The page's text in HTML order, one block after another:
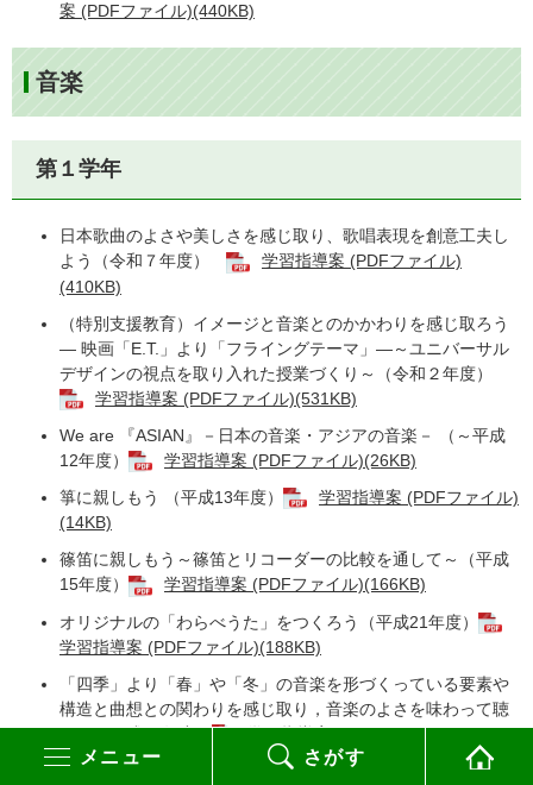
メニュー さがす
案 (PDFファイル)(440KB)
音楽
第１学年
日本歌曲のよさや美しさを感じ取り、歌唱表現を創意工夫し
よう（令和７年度）
学習指導案 (PDFファイル)
(410KB)
（特別支援教育）イメージと音楽とのかかわりを感じ取ろう
― 映画「E.T.」より「フライングテーマ」―～ユニバーサル
デザインの視点を取り入れた授業づくり～（令和２年度）
学習指導案 (PDFファイル)(531KB)
We are 『ASIAN』－日本の音楽・アジアの音楽－ （～平成
12年度）
学習指導案 (PDFファイル)(26KB)
箏に親しもう （平成13年度）
学習指導案 (PDFファイル)
(14KB)
篠笛に親しもう～篠笛とリコーダーの比較を通して～（平成
15年度）
学習指導案 (PDFファイル)(166KB)
オリジナルの「わらべうた」をつくろう（平成21年度）
学習指導案 (PDFファイル)(188KB)
「四季」より「春」や「冬」の音楽を形づくっている要素や
構造と曲想との関わりを感じ取り，音楽のよさを味わって聴
こう（平成23年度）
学習指導案 (PDFファイル)(170KB)
音楽を形づくっている要素や構造と曲想との関わりを感じ取